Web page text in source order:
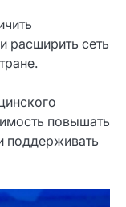
расширить сеть
повышать
поддерживать